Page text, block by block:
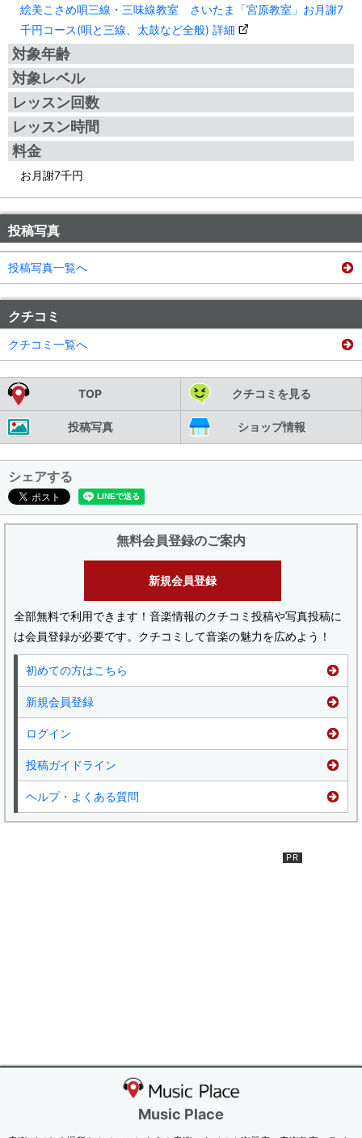
絵美こさめ唄三線・三味線教室 さいたま「宮原教室」お月謝7
千円コース(唄と三線、太鼓など全般) 詳細
対象年齢
対象レベル
レッスン回数
レッスン時間
料金
お月謝7千円
投稿写真
投稿写真一覧へ
クチコミ
クチコミ一覧へ
TOP クチコミを見る
投稿写真 ショップ情報
シェアする
無料会員登録のご案内
新規会員登録
全部無料で利用できます！音楽情報のクチコミ投稿や写真投稿に
は会員登録が必要です。クチコミして音楽の魅力を広めよう！
初めての方はこちら
新規会員登録
ログイン
投稿ガイドライン
ヘルプ・よくある質問
Music Place